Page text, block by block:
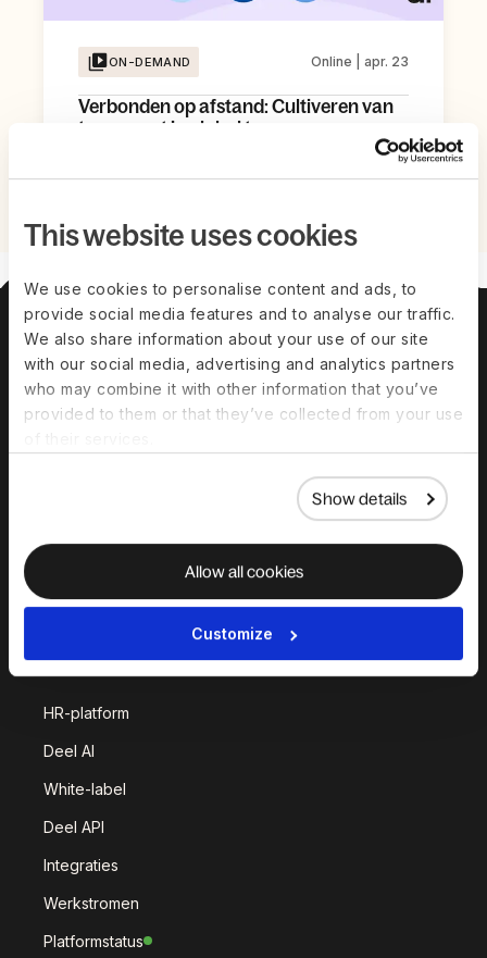
This website uses cookies
We use cookies to personalise content and ads, to
provide social media features and to analyse our traffic.
We also share information about your use of our site
with our social media, advertising and analytics partners
who may combine it with other information that you’ve
provided to them or that they’ve collected from your use
Show details
Allow all cookies
Customize
ON-DEMAND Online | apr. 23
Verbonden op afstand: Cultiveren van
teamgeest in global teams
Prijzen
Oplossingen
Deel Payroll Deel HR
Deel Benefits
Deel Services
Alle oplossingen
HR-platform
Deel AI
White-label
Deel API
Integraties
Werkstromen
Platformstatus